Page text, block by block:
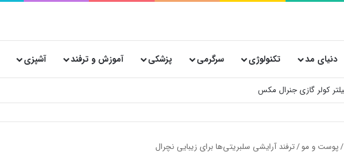
دنیای مد تکنولوژی سرگرمی پزشکی آموزش و ترفند آشپزی
کولر گازی جنرال مکس
/پوست و مو/ترفند آرایشی سلبریتی‌ها برای زیبایی نچرال